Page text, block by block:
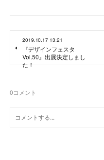
2019.10.17 13:21
『デザインフェスタ
Vol.50』出展決定しまし
た！
0コメント